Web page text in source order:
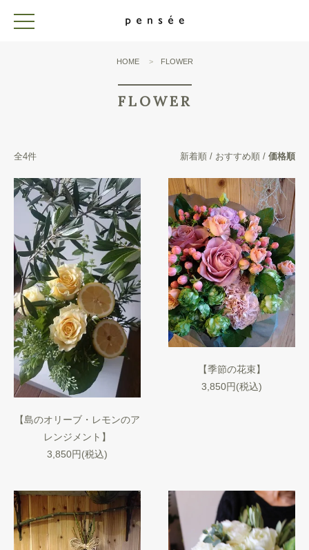
toggle
HOME> FLOWER
FLOWER
全4件 新着順 / おすすめ順 / 価格順
【島のオリーブ・レモンのア
レンジメント】
3,850円(税込)
【季節の花束】
3,850円(税込)